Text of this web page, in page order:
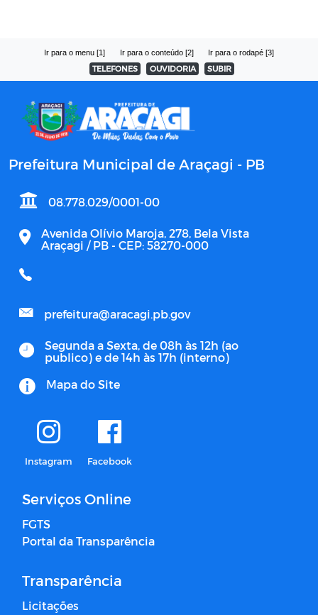
Ir para o menu [1] Ir para o conteúdo [2] Ir para o rodapé [3]
TELEFONES OUVIDORIA SUBIR
Prefeitura Municipal de Araçagi - PB
08.778.029/0001-00
Avenida Olívio Maroja, 278, Bela Vista
Araçagi / PB - CEP: 58270-000
prefeitura@aracagi.pb.gov
Segunda a Sexta, de 08h às 12h (ao
publico) e de 14h às 17h (interno)
Mapa do Site
Instagram Facebook
Serviços Online
FGTS
Portal da Transparência
Transparência
Licitações